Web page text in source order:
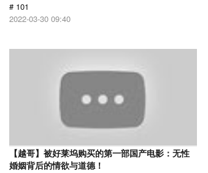
# 101
2022-03-30 09:40
【越哥】被好莱坞购买的第一部国产电影：无性
婚姻背后的情欲与道德！